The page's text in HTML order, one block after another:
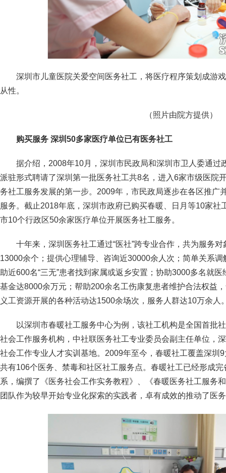
深圳市儿童医院关爱空间医务社工，将医疗程序策划成游
从性。
（照片由院方提供）
购买服务 深圳50多家医疗单位已有医务社工
据介绍，2008年10月，深圳市民政局和深圳市卫人委通过
派驻形式聘请了深圳第一批医务社工共8名，进入6家市级医院
务社工服务发展的第一步。2009年，市民政局逐步在各区推广
服务。截止2018年底，深圳市政府已购买春暖、日月等10家社
市10个行政区50余家医疗单位开展医务社工服务。
十年来，深圳医务社工通过“医社”跨专业合作，共为服务
13000余个；提供心理辅导、咨询近30000余人次；简单关系
助近600名“三无”患者找到家属或返乡安置；协助3000多名就
基金达8000余万元；帮助200余名工伤康复患者维护合法权益
义工资源开展的各种活动达1500余场次，服务人群达10万余人
以深圳市春暖社工服务中心为例，该社工机构是全国首批
社会工作服务机构，中社联医务社工专业委员会副主任单位，
社会工作专业人才实训基地。2009年至今，春暖社工覆盖深圳
共有106个医务、禁毒和社区社工服务点。春暖社工已经形成
系，编撰了《医务社会工作实务教程》、《春暖医务社工服务
团队作为较早开始专业化探索的实践者，卓有成效的推动了医